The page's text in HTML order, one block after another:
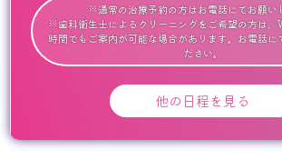
※通常の治療予約の方はお電話にてお願い
※歯科衛生士によるクリーニングをご希望の方は、
時間でもご案内が可能な場合があります。お電話に
ださい。
他の日程を見る